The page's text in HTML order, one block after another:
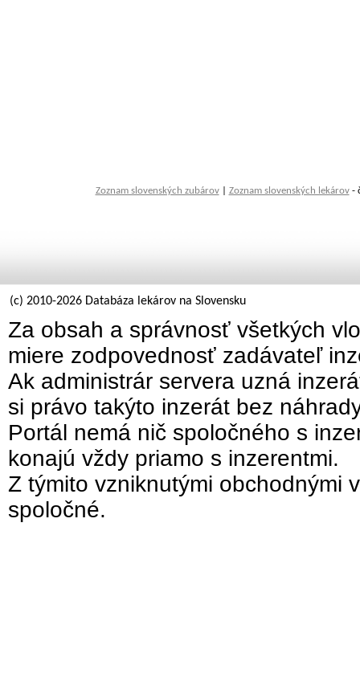
Zoznam slovenských zubárov| Zoznam slovenských lekárov-
(c) 2010-2026 Databáza lekárov na Slovensku
Za obsah a správnosť všetkých
miere zodpovednosť zadávateľ
Ak administrár servera uzná
si právo takýto inzerát bez
Portál nemá nič spoločného s
konajú vždy priamo s inzerentmi.
Z týmito vzniknutými obchodnými
spoločné.